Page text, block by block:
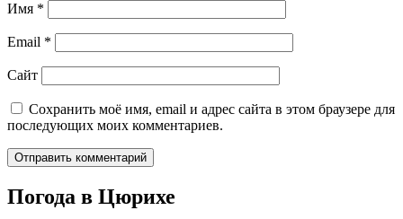
Имя *
Email *
Сайт
Сохранить моё имя, email и адрес сайта в этом браузере для
последующих моих комментариев.
Погода в Цюрихе